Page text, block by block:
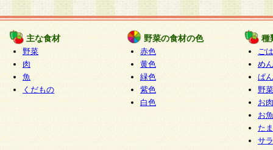
情報管理基準を満たす企業を選定して委託を行
が行われるよう監督します。
○開示対象個人情報の開示等および問い合わせ窓口
本人からの求めにより、当社が本件により取得
報の利用目的の通知・開示・内容の訂正・追加
停止・消去及び第三者への提供の禁止（以下、
といいます。）に応じます。
開示等に応じる窓口は以下になります。
ぱくすく食堂個人情報お客様相談窓口 paku-
主な食材
野菜
肉
魚
くだもの
野菜の食材の色
赤色
黄色
緑色
紫色
白色
種
ご
めん
ぱん
野
お
お
た
サ